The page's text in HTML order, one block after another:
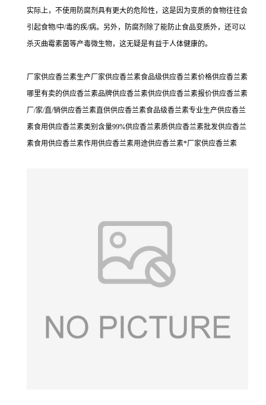
实际上，不使用防腐剂具有更大的危险性，这是因为变质的食物往往会
引起食物/中/毒的疾/病。另外，防腐剂除了能防止食品变质外，还可以
杀灭曲霉素菌等产毒微生物，这无疑是有益于人体健康的。
厂家供应香兰素生产厂家供应香兰素食品级供应香兰素价格供应香兰素
哪里有卖的供应香兰素品牌供应香兰素供应供应香兰素报价供应香兰素
厂/家/直/销供应香兰素直供供应香兰素食品级香兰素专业生产供应香兰
素食用供应香兰素类别含量99%供应香兰素质供应香兰素批发供应香兰
素食用供应香兰素作用供应香兰素用途供应香兰素*厂家供应香兰素